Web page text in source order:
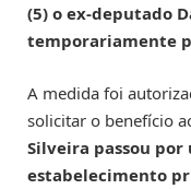
(5) o ex-deputado
temporariamente
A medida foi
solicitar o benefício
Silveira passou
estabelecimento